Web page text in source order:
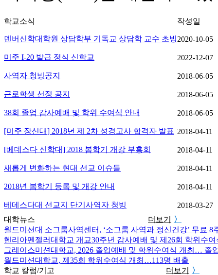
학교소식 작성일
덴버신학대학원 상담학부 기독교 상담학 교수 초빙2020-10-05
미주 I-20 발급 정식 신학교 2022-12-07
사역자 청빙공지 2018-06-05
근로학생 선정 공지 2018-06-05
38회 졸업 감사예배 및 학위 수여식 안내 2018-06-05
[미주 장신대] 2018년 제 2차 성경고사 합격자 발표 2018-04-11
[베데스다 신학대] 2018 봄학기 개강 부흥회 2018-04-11
새롭게 변화하는 현대 선교 이슈들 2018-04-11
2018년 봄학기 등록 및 개강 안내 2018-04-11
베데스다대 선교지 단기사역자 청빙
2018-03-27
대학뉴스
더보기
〉
월드미션대 소그룹사역센터, ‘소그룹 사역과 정신건강’ 무료 8
헨리아펜젤러대학교 개교30주년 감사예배 및 제26회 학위수여
그레이스미션대학교, 2026 졸업예배 및 학위수여식 개최… 졸
월드미션대학교, 제35회 학위수여식 개최…113명 배출
학교 칼럼/기고
더보기
〉